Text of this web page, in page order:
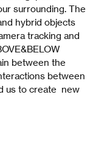
surrounding. The
hybrid objects
tracking and
between the
between
us to create new